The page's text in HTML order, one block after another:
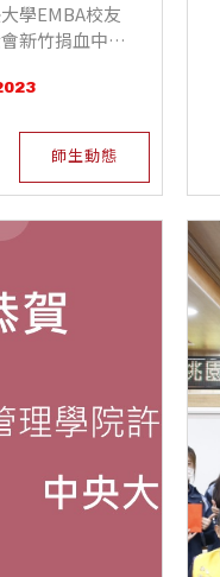
學EMBA校友
新竹捐血中
日至16日在
師生動態